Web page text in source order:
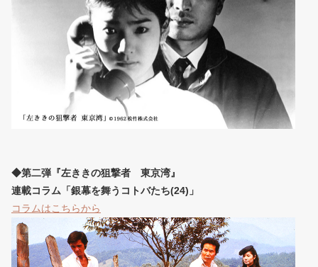
◆第二弾『左ききの狙撃者 東京湾』
連載コラム「銀幕を舞うコトバたち(24)」
コラムはこちらから